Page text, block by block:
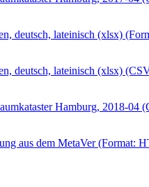
deutsch, lateinisch (xlsx)
deutsch, lateinisch (xlsx)
Hamburg, 2018-04
aus dem MetaVer (Format: